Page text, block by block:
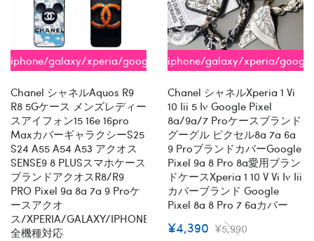
iphone/galaxy/xperia/google/aquos
Chanel シャネルaquos R9
R8 5Gケース メンズレディー
スアイフォン15 16e 16pro
Maxカバーギャラクシーs25
S24 A55 A54 A53 アクオス
SENSE9 8 PLUSスマホケース
ブランドアクオスR8/R9
PRO Pixel 9a 8a 7a 9 Proケ
ースアクオ
ス/XPERIA/GALAXY/IPHONE
全機種対応
iphone/galaxy/xperia/google
Chanel シャネルxperia 1 Vi
10 Iii 5 Iv Google Pixel
8a/9a/7 Proケースブランド
グーグル ピクセル8a 7a 6a
9 ProブランドカバーGoogle
Pixel 9a 8 Pro 8a愛用ブラン
ドケースxperia 1 10 V Vi Iv Iii
カバーブランド Google
Pixel 8a 8 Pro 7 6aカバー
¥4,390 ¥5,990